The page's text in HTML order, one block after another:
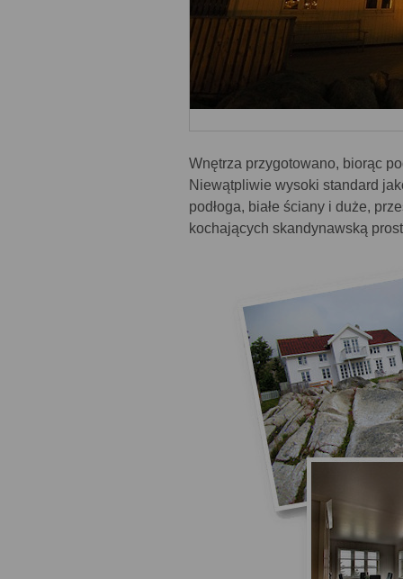
Wnętrza przygotowano, biorąc
Niewątpliwie wysoki standard
podłoga, białe ściany i duże,
kochających skandynawską